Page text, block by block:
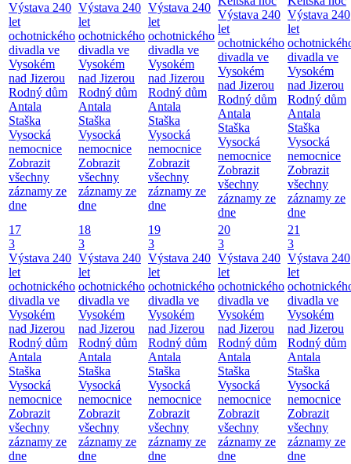
Výstava 240
let
ochotnického
divadla ve
Vysokém
nad Jizerou
Rodný dům
Antala
Staška
Vysocká
nemocnice
Zobrazit
všechny
záznamy ze
dne
Výstava 240
let
ochotnického
divadla ve
Vysokém
nad Jizerou
Rodný dům
Antala
Staška
Vysocká
nemocnice
Zobrazit
všechny
záznamy ze
dne
Výstava 240
let
ochotnického
divadla ve
Vysokém
nad Jizerou
Rodný dům
Antala
Staška
Vysocká
nemocnice
Zobrazit
všechny
záznamy ze
dne
Výstava 240
let
ochotnického
divadla ve
Vysokém
nad Jizerou
Rodný dům
Antala
Staška
Vysocká
nemocnice
Zobrazit
všechny
záznamy ze
dne
Výstava 240
let
divadla ve
Vysokém
nad Jizerou
Rodný dům
Antala
Staška
Vysocká
nemocnice
Zobrazit
všechny
záznamy ze
dne
17
3
Výstava 240
let
ochotnického
divadla ve
Vysokém
nad Jizerou
Rodný dům
Antala
Staška
Vysocká
nemocnice
Zobrazit
všechny
záznamy ze
dne
18
3
Výstava 240
let
ochotnického
divadla ve
Vysokém
nad Jizerou
Rodný dům
Antala
Staška
Vysocká
nemocnice
Zobrazit
všechny
záznamy ze
dne
19
3
Výstava 240
let
ochotnického
divadla ve
Vysokém
nad Jizerou
Rodný dům
Antala
Staška
Vysocká
nemocnice
Zobrazit
všechny
záznamy ze
dne
20
3
Výstava 240
let
ochotnického
divadla ve
Vysokém
nad Jizerou
Rodný dům
Antala
Staška
Vysocká
nemocnice
Zobrazit
všechny
záznamy ze
dne
21
3
Výstava 240
let
divadla ve
Vysokém
nad Jizerou
Rodný dům
Antala
Staška
Vysocká
nemocnice
Zobrazit
všechny
záznamy ze
dne